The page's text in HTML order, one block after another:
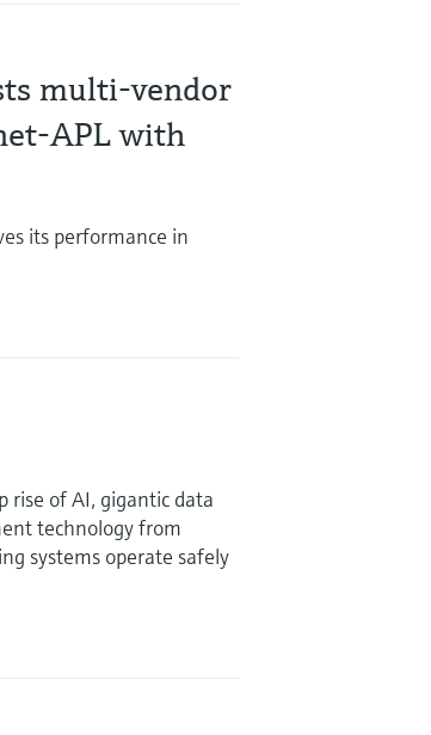
multi-vendor
APL with
its performance in
rise of AI, gigantic data
technology from
systems operate safely